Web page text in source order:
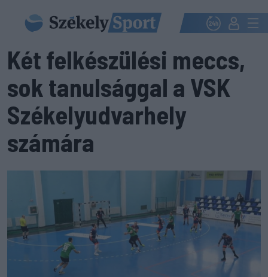
Két felkészülési meccs,
sok tanulsággal a VSK
Székelyudvarhely
számára